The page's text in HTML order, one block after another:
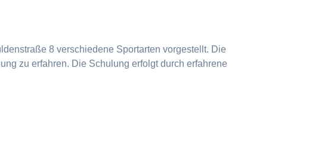
8 verschiedene Sportarten vorgestellt. Die
zu erfahren. Die Schulung erfolgt durch erfahrene